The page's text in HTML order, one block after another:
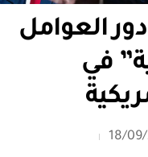
العوامل
في
18/